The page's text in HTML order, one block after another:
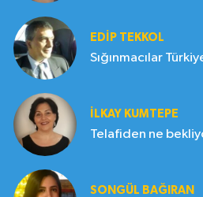
EDIP TEKKOL
Sığınmacılar
İLKAY KUMTEPE
Telafiden ne
SONGÜL BAĞIRAN